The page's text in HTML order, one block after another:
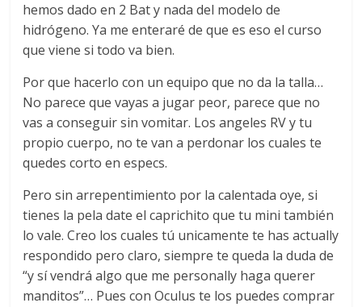
hemos dado en 2 Bat y nada del modelo de
hidrógeno. Ya me enteraré de que es eso el curso
que viene si todo va bien.
Por que hacerlo con un equipo que no da la talla…
No parece que vayas a jugar peor, parece que no
vas a conseguir sin vomitar. Los angeles RV y tu
propio cuerpo, no te van a perdonar los cuales te
quedes corto en especs.
Pero sin arrepentimiento por la calentada oye, si
tienes la pela date el caprichito que tu mini también
lo vale. Creo los cuales tú unicamente te has actually
respondido pero claro, siempre te queda la duda de
“y sí vendrá algo que me personally haga querer
manditos”… Pues con Oculus te los puedes comprar